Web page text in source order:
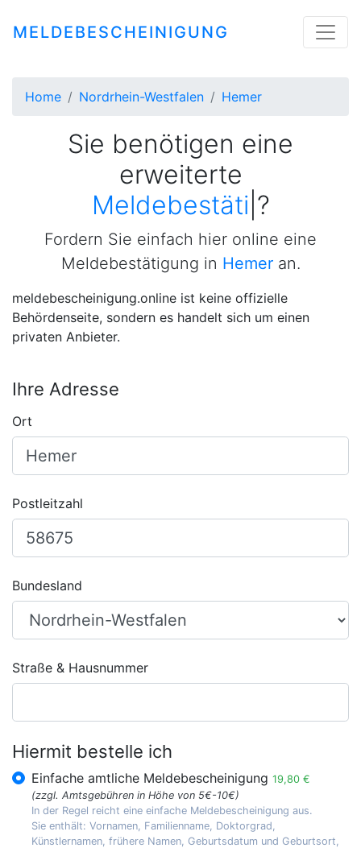
MELDEBESCHEINIGUNG
Home Nordrhein-Westfalen Hemer
Sie benötigen eine
erweiterte
Meldebestätigung
Fordern Sie einfach hier online eine
Meldebestätigung in Hemeran.
meldebescheinigung.online ist keine offizielle
Behördenseite, sondern es handelt sich um einen
privaten Anbieter.
Ihre Adresse
Ort
Postleitzahl
Bundesland
Straße & Hausnummer
Hiermit bestelle ich
Einfache amtliche Meldebescheinigung 19,80 €
(zzgl. Amtsgebühren in Höhe von 5€-10€)
In der Regel reicht eine einfache Meldebescheinigung aus.
Sie enthält: Vornamen, Familienname, Doktorgrad,
Künstlernamen, frühere Namen, Geburtsdatum und Geburtsort,